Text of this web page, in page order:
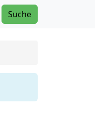
Suche